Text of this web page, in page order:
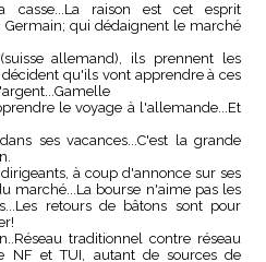
raison est cet esprit
Germain; qui dédaignent le marché
allemand), ils prennent les
qu'ils vont apprendre à ces
le voyage à l'allemande...Et
ses vacances...C'est la grande
à coup d'annonce sur ses
marché...La bourse n'aime pas les
retours de bâtons sont pour
traditionnel contre réseau
NF et TUI, autant de sources de